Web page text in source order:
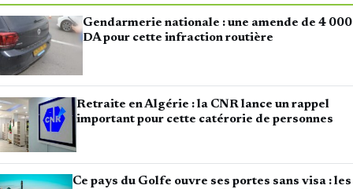
Gendarmerie nationale : une amende de 4 000
DA pour cette infraction routière
Retraite en Algérie : la CNR lance un rappel
important pour cette catérorie de personnes
Ce pays du Golfe ouvre ses portes sans visa : les